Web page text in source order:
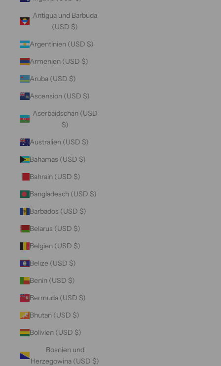
Antigua und Barbuda
(USD $)
Argentinien (USD $)
Armenien (USD $)
Aruba (USD $)
Ascension (USD $)
Aserbaidschan (USD
$)
Australien (USD $)
Bahamas (USD $)
Bahrain (USD $)
Bangladesch (USD $)
Barbados (USD $)
Belarus (USD $)
Belgien (USD $)
Belize (USD $)
Benin (USD $)
Bermuda (USD $)
Bhutan (USD $)
Bolivien (USD $)
Bosnien und
Herzegowina (USD $)